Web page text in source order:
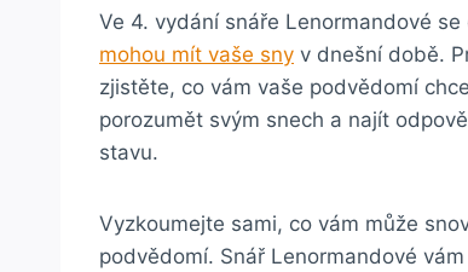
Ve 4. vydání snáře Lenormandové
mohou mít vaše sny v dnešní době.
zjistěte, co vám vaše podvědomí
porozumět svým snech a najít
stavu.
Vyzkoumejte sami, co vám může
podvědomí. Snář Lenormandové